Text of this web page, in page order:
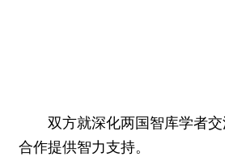
双方就深化两国智库学者
合作提供智力支持。